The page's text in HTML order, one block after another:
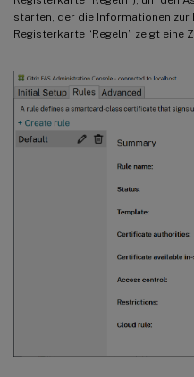
starten, der die Informationen zur
Registerkarte “Regeln” zeigt eine